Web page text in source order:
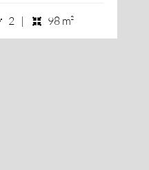
2 banheiros
2 | 98 m²